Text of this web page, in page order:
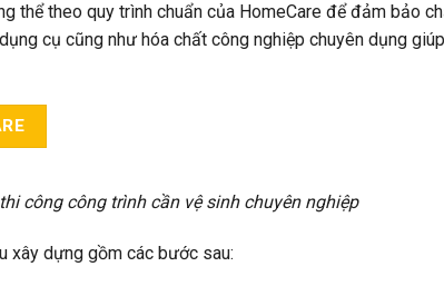
thể theo quy trình chuẩn của HomeCare để đảm bảo
cụ cũng như hóa chất công nghiệp chuyên dụng
công công trình cần vệ sinh chuyên nghiệp
xây dựng gồm các bước sau: